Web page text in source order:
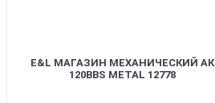
E&L МАГАЗИН МЕХАНИЧЕСКИЙ АК
120BBS METAL 12778